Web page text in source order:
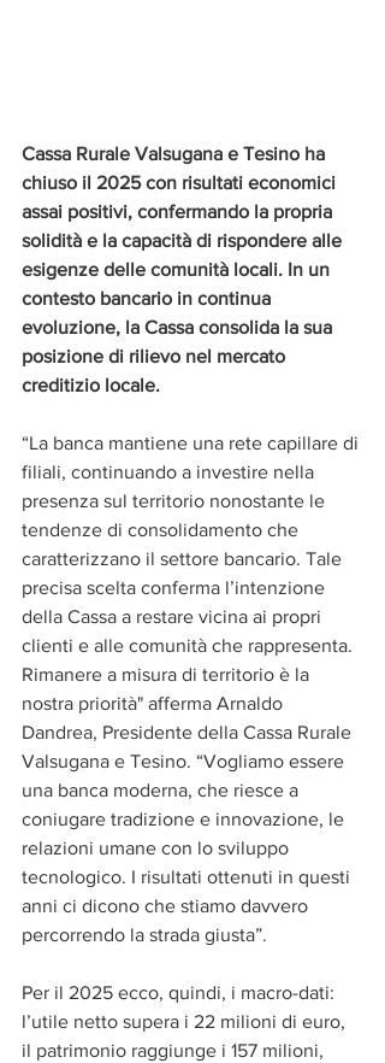
Cassa Rurale Valsugana e Tesino ha
chiuso il 2025 con risultati economici
assai positivi, confermando la propria
solidità e la capacità di rispondere alle
esigenze delle comunità locali. In un
contesto bancario in continua
evoluzione, la Cassa consolida la sua
posizione di rilievo nel mercato
creditizio locale.
“La banca mantiene una rete capillare di
filiali, continuando a investire nella
presenza sul territorio nonostante le
tendenze di consolidamento che
caratterizzano il settore bancario. Tale
precisa scelta conferma l’intenzione
della Cassa a restare vicina ai propri
clienti e alle comunità che rappresenta.
Rimanere a misura di territorio è la
nostra priorità" afferma Arnaldo
Dandrea, Presidente della Cassa Rurale
Valsugana e Tesino. “Vogliamo essere
una banca moderna, che riesce a
coniugare tradizione e innovazione, le
relazioni umane con lo sviluppo
tecnologico. I risultati ottenuti in questi
anni ci dicono che stiamo davvero
percorrendo la strada giusta”.
Per il 2025 ecco, quindi, i macro-dati:
l’utile netto supera i 22 milioni di euro,
il patrimonio raggiunge i 157 milioni,